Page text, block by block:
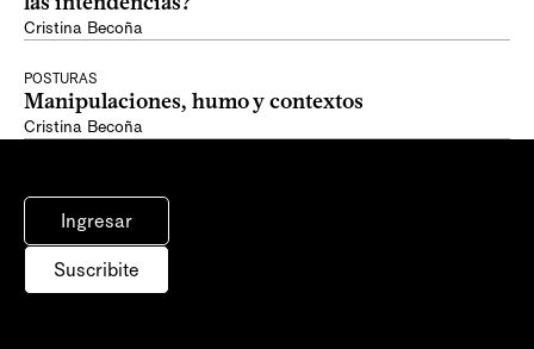
Cristina Becoña
POSTURAS
Manipulaciones, humo y contextos
Cristina Becoña
Ingresar
Suscribite